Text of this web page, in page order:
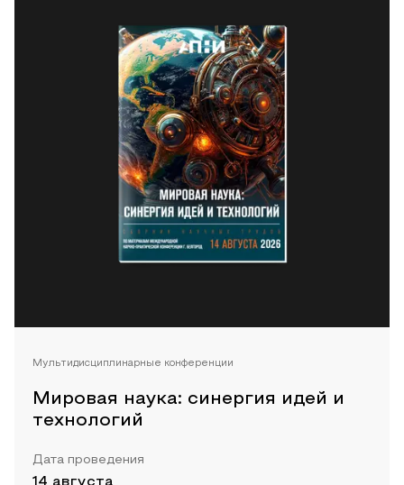
Мультидисциплинарные конференции
Мировая наука: синергия идей и
технологий
Дата проведения
14 августа